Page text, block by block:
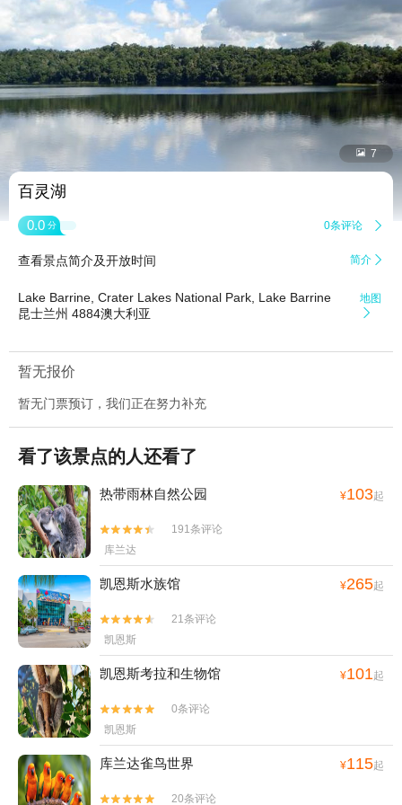
 7
百灵湖
0.0 分 0条评论 
查看景点简介及开放时间 简介 
Lake Barrine, Crater Lakes National Park, Lake Barrine
昆士兰州 4884澳大利亚
地图

暂无报价
暂无门票预订，我们正在努力补充
看了该景点的人还看了
热带雨林自然公园 ¥103起


191条评论
库兰达
凯恩斯水族馆 ¥265起


21条评论
凯恩斯
凯恩斯考拉和生物馆 ¥101起


0条评论
凯恩斯
库兰达雀鸟世界 ¥115起

 20条评论
